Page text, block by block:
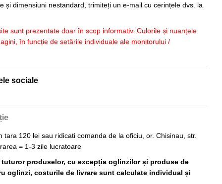
și dimensiuni nestandard, trimiteți un e-mail cu cerințele dvs. la
sunt prezentate doar în scop informativ. Culorile și nuanțele
în funcție de setările individuale ale monitorului /
sociale
tara 120 lei sau ridicati comanda de la oficiu, or. Chisinau, str.
= 1-3 zile lucratoare
produselor, cu excepția oglinzilor și produse de
oglinzi, costurile de livrare sunt calculate individual și